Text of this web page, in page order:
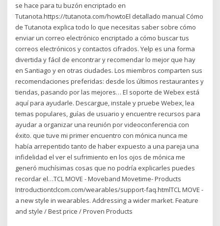
se hace para tu buzón encriptado en
Tutanota.https://tutanota.com/howtoEl detallado manual Cómo
de Tutanota explica todo lo que necesitas saber sobre cómo
enviar un correo electrónico encriptado a cómo buscar tus
correos electrónicos y contactos cifrados. Yelp es una forma
divertida y fácil de encontrar y recomendar lo mejor que hay
en Santiago y en otras ciudades. Los miembros comparten sus
recomendaciones preferidas: desde los últimos restaurantes y
tiendas, pasando por las mejores… El soporte de Webex está
aquí para ayudarle. Descargue, instale y pruebe Webex, lea
temas populares, guías de usuario y encuentre recursos para
ayudar a organizar una reunión por videoconferencia con
éxito. que tuve mi primer encuentro con mónica nunca me
había arrepentido tanto de haber expuesto a una pareja una
infidelidad el ver el sufrimiento en los ojos de mónica me
generó muchísimas cosas que no podría explicarles puedes
recordar el…TCL MOVE - Moveband Movetime- Products
Introductiontclcom.com/wearables/support-faq.htmlTCL MOVE -
a new style in wearables. Addressing a wider market. Feature
and style / Best price / Proven Products